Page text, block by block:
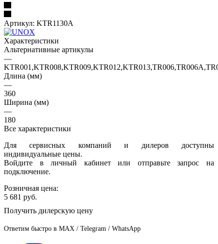
Артикул: KTR1130A
Характеристики
Альтернативные артикулы
—
Длина (мм)
—
360
Ширина (мм)
—
180
Все характеристики
Для сервисных компаний и дилеров доступны
индивидуальные цены.
Войдите в личный кабинет или отправьте запрос на
подключение.
Розничная цена:
5 681 руб.
Получить дилерскую цену
Ответим быстро в MAX / Telegram / WhatsApp